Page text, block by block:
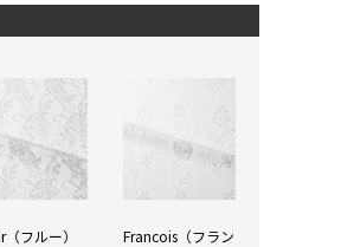
（フルー）
Francois（フラン